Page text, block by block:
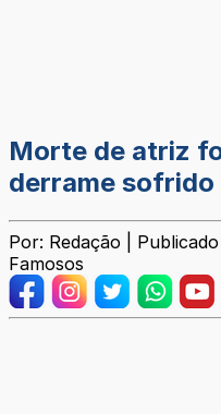
Morte de atriz
derrame
Por: Redação |
Famosos